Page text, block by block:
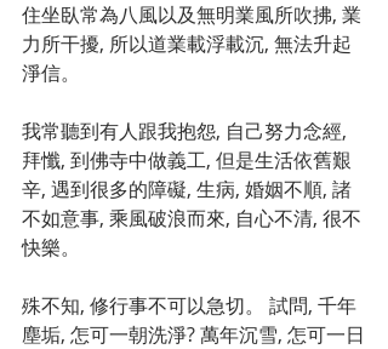
住坐臥常為八風以及無明業風所吹拂, 業
力所干擾, 所以道業載浮載沉, 無法升起
淨信。
我常聽到有人跟我抱怨, 自己努力念經,
拜懺, 到佛寺中做義工, 但是生活依舊艱
辛, 遇到很多的障礙, 生病, 婚姻不順, 諸
不如意事, 乘風破浪而來, 自心不清, 很不
快樂。
殊不知, 修行事不可以急切。 試問, 千年
塵垢, 怎可一朝洗淨? 萬年沉雪, 怎可一日